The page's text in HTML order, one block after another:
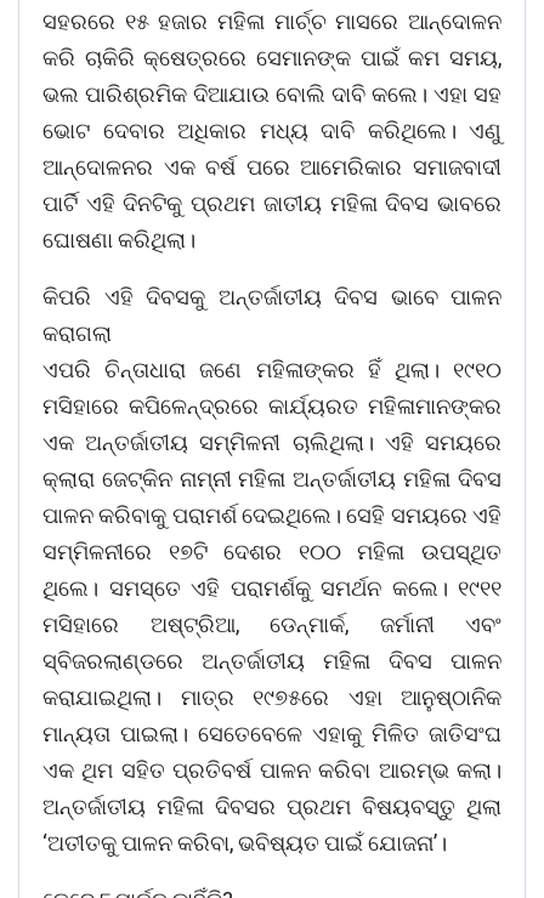
ସହରରେ ୧୫ ହଜାର ମହିଳା ମାର୍ଚ୍ଚ ମାସରେ ଆନ୍ଦୋଳନ
କରି ଚାକିରି କ୍ଷେତ୍ରରେ ସେମାନଙ୍କ ପାଇଁ କମ ସମୟ,
ଭଲ ପାରିଶ୍ରମିକ ଦିଆଯାଉ ବୋଲି ଦାବି କଲେ। ଏହା ସହ
ଭୋଟ ଦେବାର ଅଧିକାର ମଧ୍ୟ ଦାବି କରିଥିଲେ। ଏଣୁ
ଆନ୍ଦୋଳନର ଏକ ବର୍ଷ ପରେ ଆମେରିକାର ସମାଜବାଦୀ
ପାର୍ଟି ଏହି ଦିନଟିକୁ ପ୍ରଥମ ଜାତୀୟ ମହିଳା ଦିବସ ଭାବରେ
ଘୋଷଣା କରିଥିଲା।
କିପରି ଏହି ଦିବସକୁ ଅନ୍ତର୍ଜାତୀୟ ଦିବସ ଭାବେ ପାଳନ
କରାଗଲା
ଏପରି ଚିନ୍ତାଧାରା ଜଣେ ମହିଳାଙ୍କର ହିଁ ଥିଲା। ୧୯୧୦
ମସିହାରେ କପିଳେନ୍ଦ୍ରରେ କାର୍ଯ୍ୟରତ ମହିଳାମାନଙ୍କର
ଏକ ଅନ୍ତର୍ଜାତୀୟ ସମ୍ମିଳନୀ ଚାଲିଥିଲା। ଏହି ସମୟରେ
କ୍ଲାରା ଜେଟ୍କିନ ନାମ୍ନୀ ମହିଳା ଅନ୍ତର୍ଜାତୀୟ ମହିଳା ଦିବସ
ପାଳନ କରିବାକୁ ପରାମର୍ଶ ଦେଇଥିଲେ। ସେହି ସମୟରେ ଏହି
ସମ୍ମିଳନୀରେ ୧୭ଟି ଦେଶର ୧୦୦ ମହିଳା ଉପସ୍ଥିତ
ଥିଲେ। ସମସ୍ତେ ଏହି ପରାମର୍ଶକୁ ସମର୍ଥନ କଲେ। ୧୯୧୧
ମସିହାରେ ଅଷ୍ଟ୍ରିଆ, ଡେନ୍ମାର୍କ, ଜର୍ମାନୀ ଏବଂ
ସ୍ବିଜରଲାଣ୍ଡରେ ଅନ୍ତର୍ଜାତୀୟ ମହିଳା ଦିବସ ପାଳନ
କରାଯାଇଥିଲା। ମାତ୍ର ୧୯୭୫ରେ ଏହା ଆନୁଷ୍ଠାନିକ
ମାନ୍ୟତା ପାଇଲା। ସେତେବେଳେ ଏହାକୁ ମିଳିତ ଜାତିସଂଘ
ଏକ ଥିମ ସହିତ ପ୍ରତିବର୍ଷ ପାଳନ କରିବା ଆରମ୍ଭ କଲା।
ଅନ୍ତର୍ଜାତୀୟ ମହିଳା ଦିବସର ପ୍ରଥମ ବିଷୟବସ୍ତୁ ଥିଲା
‘ଅତୀତକୁ ପାଳନ କରିବା, ଭବିଷ୍ୟତ ପାଇଁ ଯୋଜନା’।